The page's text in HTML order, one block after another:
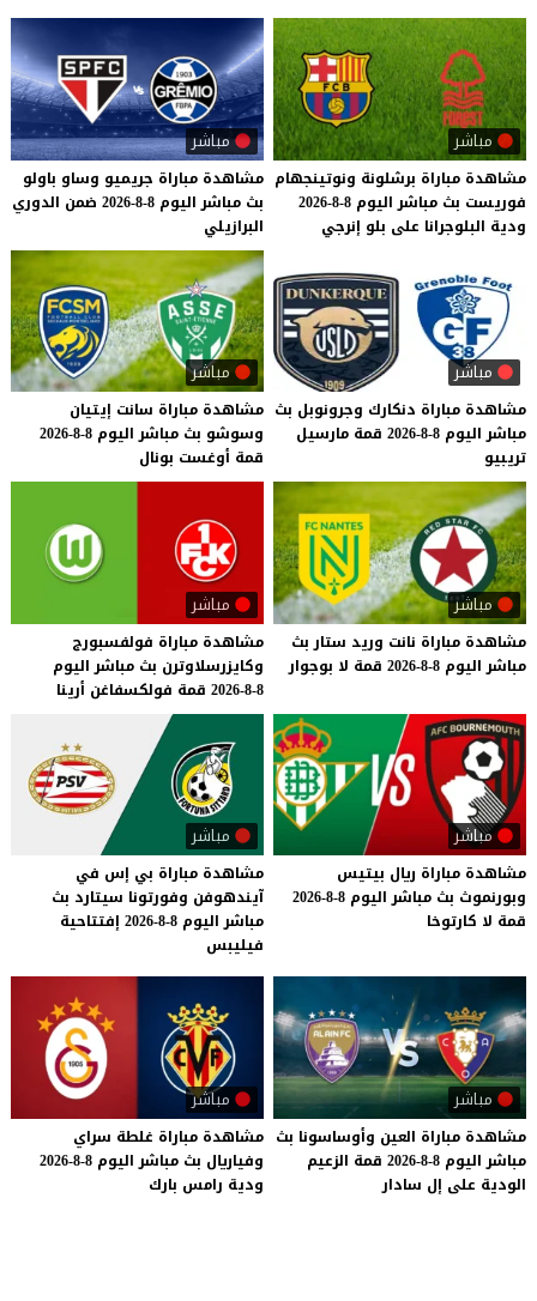
مباشر
مشاهدة مباراة برشلونة ونوتينجهام
فوريست بث مباشر اليوم 8-8-2026
ودية البلوجرانا على بلو إنرجي
مباشر
مشاهدة مباراة جريميو وساو باولو
بث مباشر اليوم 8-8-2026 ضمن الدوري
البرازيلي
مباشر
مشاهدة مباراة دنكارك وجرونوبل بث
مباشر اليوم 8-8-2026 قمة مارسيل
تريبيو
مباشر
مشاهدة مباراة سانت إيتيان
وسوشو بث مباشر اليوم 8-8-2026
قمة أوغست بونال
مباشر
مشاهدة مباراة نانت وريد ستار بث
مباشر اليوم 8-8-2026 قمة لا بوجوار
مباشر
مشاهدة مباراة فولفسبورج
وكايزرسلاوترن بث مباشر اليوم
8-8-2026
قمة فولكسفاغن أرينا
مباشر
مشاهدة مباراة ريال بيتيس
وبورنموث بث مباشر اليوم 8-8-2026
قمة لا كارتوخا
مباشر
مشاهدة مباراة بي إس في
آيندهوفن وفورتونا سيتارد بث
مباشر اليوم 8-8-2026 إفتتاحية
فيليبس
مباشر
مشاهدة مباراة العين وأوساسونا بث
مباشر اليوم 8-8-2026 قمة الزعيم
الودية على إل سادار
مباشر
مشاهدة مباراة غلطة سراي
وفياريال بث مباشر اليوم 8-8-2026
ودية رامس بارك